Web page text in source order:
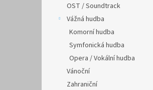
OST / Soundtrack
Vážná hudba
Komorní hudba
Symfonická hudba
Opera / Vokální hudba
Vánoční
Zahraniční